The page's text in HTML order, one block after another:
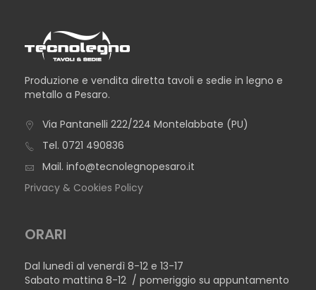
Produzione e vendita diretta tavoli e sedie in legno e
metallo a Pesaro.
Via Pantanelli 222/224 Montelabbate (PU)
Tel. 0721 490836
Mail. info@tecnolegnopesaro.it
Privacy & Cookies Policy
ORARI
Dal lunedì al venerdì 8-12 e 13-17
Sabato mattina 8-12 / pomeriggio su appuntamento